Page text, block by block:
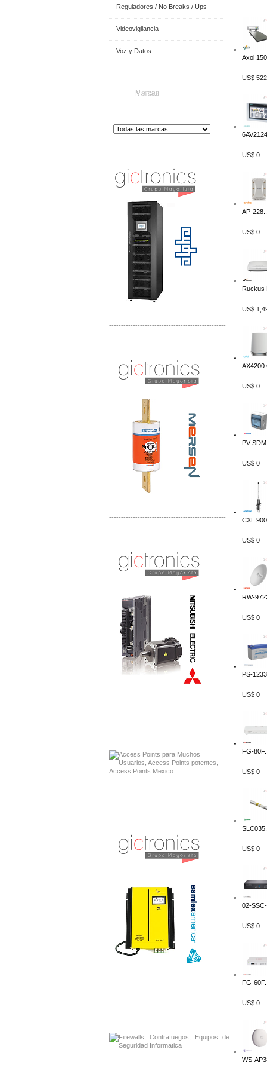
Reguladores / No Breaks / Ups
Videovigilancia
Voz y Datos
Marcas
-------------------------------------------------
-------------------------------------------------
-------------------------------------------------
-------------------------------------------------
-------------------------------------------------
Axol
US$ 522
US$ 0
AP-228...
US$ 0
Ruckus
US$
AX4200
US$ 0
PV-
US$ 0
CXL
US$ 0
RW-
US$ 0
PS-
US$ 0
FG-80F...
US$ 0
SLC035...
US$ 0
02-SSC-
US$ 0
FG-60F...
US$ 0
WS-